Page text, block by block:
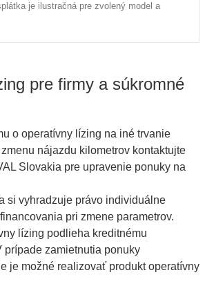
je ilustračná pre zvolený model a
pre firmy a súkromné
o operatívny lízing na iné trvanie
nájazdu kilometrov kontaktujte
Slovakia pre upravenie ponuky na
si vyhradzuje právo individuálne
pri zmene parametrov.
lízing podlieha kreditnému
prípade zamietnutia ponuky
je možné realizovať produkt operatívny